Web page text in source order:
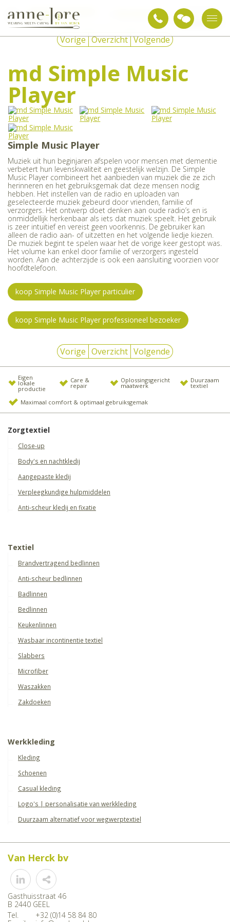
Snoezelen & sensorische
integratie
Belevingsartikelen
md Simpl Music
Player
Vorige Overzicht Volgende
md Simple Music
Player
Simple Music Player
Muziek uit hun beginjaren afspelen voor mensen met dementie
verbetert hun levenskwaliteit en geestelijk welzijn. De Simple
Music Player combineert het aanbieden van muziek die ze zich
herinneren en het gebruiksgemak dat deze mensen nodig
hebben. Het instellen van de radio en uploaden van
geselecteerde muziek gebeurd door vrienden, familie of
verzorgers. Het ontwerp doet denken aan oude radio’s en is
onmiddellijk herkenbaar als iets dat muziek speelt. Het gebruik
is zeer intuïtief en vereist geen voorkennis. De gebruiker kan
alleen de radio aan- of uitzetten en het volgende liedje kiezen.
De muziek begint te spelen waar het de vorige keer gestopt was.
Het volume kan enkel door familie of verzorgers ingesteld
worden. Aan de achterzijde is ook een aansluiting voorzien voor
hoofdtelefoon.
koop Simple Music Player particulier
koop Simple Music Player professioneel bezoeker
Vorige Overzicht Volgende
Eigen
lokale
productie
Care &
repair
Oplossingsgericht
maatwerk
Duurzaam
textiel
Maximaal comfort & optimaal gebruiksgemak
Zorgtextiel
Close-up
Body's en nachtkledij
Aangepaste kledij
Verpleegkundige hulpmiddelen
Anti-scheur kledij en fixatie
Textiel
Brandvertragend bedlinnen
Anti-scheur bedlinnen
Badlinnen
Bedlinnen
Keukenlinnen
Wasbaar incontinentie textiel
Slabbers
Microfiber
Waszakken
Zakdoeken
Werkkleding
Kleding
Schoenen
Casual kleding
Logo's | personalisatie van werkkleding
Duurzaam alternatief voor wegwerptextiel
Van Herck bv
Share
Gasthuisstraat 46
B 2440 GEEL
Tel.
+32 (0)14 58 84 80